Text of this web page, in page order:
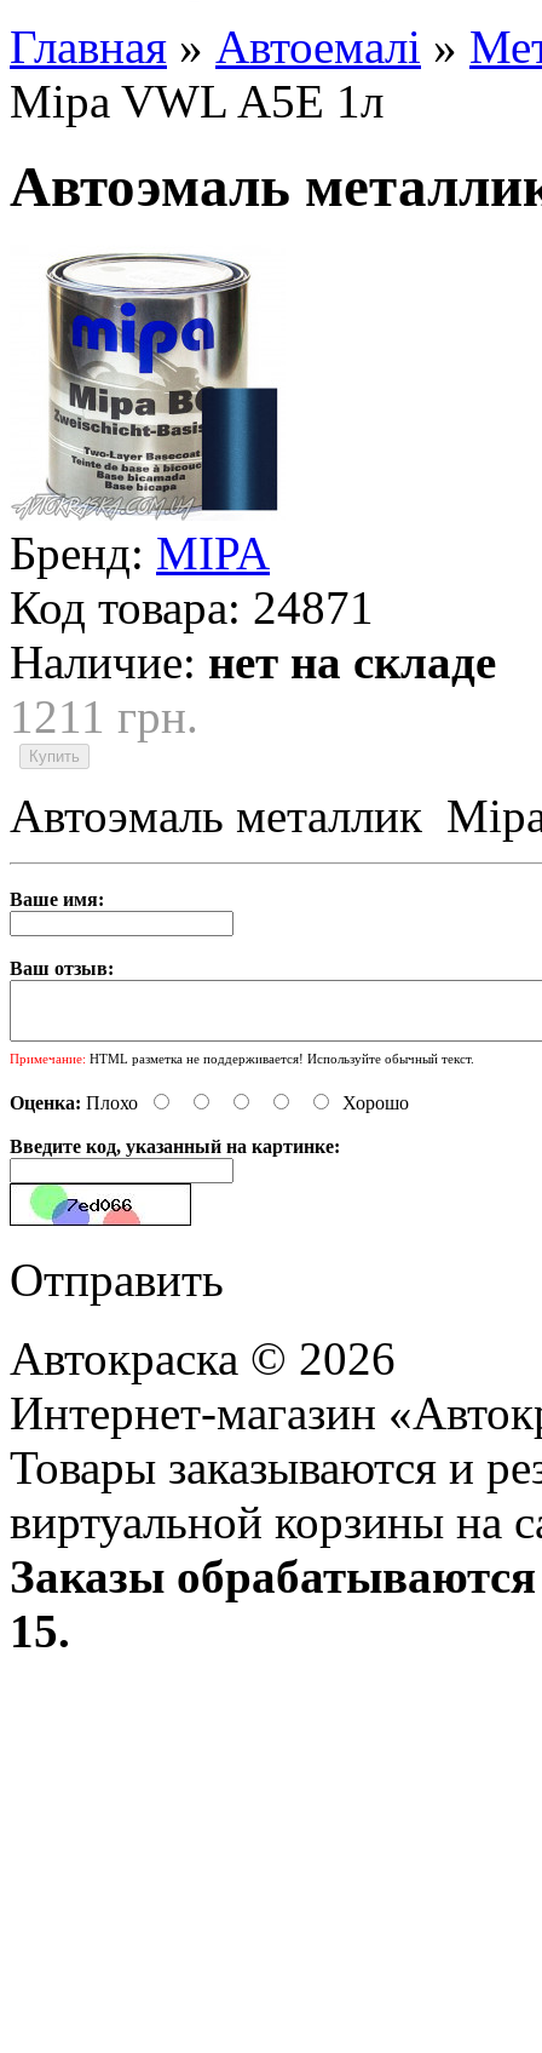
Главная » Автоемалі »
Mipa VWL A5E 1л
Автоэмаль
Бренд: MIPA
Код товара: 24871
Наличие: нет на складе
1211 грн.
Автоэмаль металлик
Ваше имя:
Ваш отзыв:
Примечание: HTML разметка не поддерживается! Используйте обычный текст.
Оценка: Плохо Хорошо
Введите код, указанный на картинке:
Отправить
Автокраска © 2026
Интернет-магазин
Товары заказываются и
виртуальной корзины на
Заказы
15.